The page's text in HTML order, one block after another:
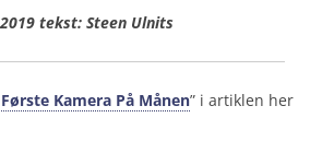
tekst: Steen Ulnits
Kamera På Månen” i artiklen her